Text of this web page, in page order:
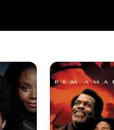
Bem
Amada